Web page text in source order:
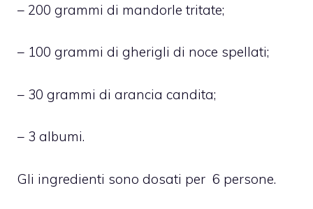
– 200 grammi di mandorle tritate;
– 100 grammi di gherigli di noce spellati;
– 30 grammi di arancia candita;
– 3 albumi.
Gli ingredienti sono dosati per 6 persone.